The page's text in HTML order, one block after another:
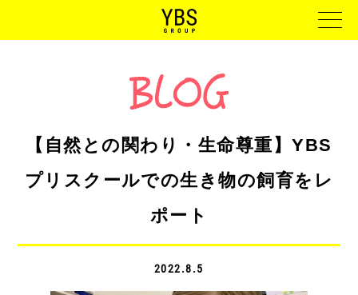
【自然との関わり・生命尊重】YBS
プリスクールでの生き物の飼育をレ
ポート
2022.8.5